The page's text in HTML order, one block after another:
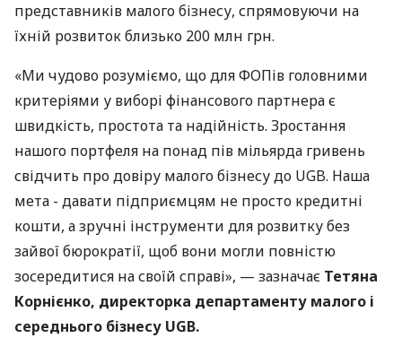
представників малого бізнесу, спрямовуючи на
їхній розвиток близько 200 млн грн.
«Ми чудово розуміємо, що для ФОПів головними
критеріями у виборі фінансового партнера є
швидкість, простота та надійність. Зростання
нашого портфеля на понад пів мільярда гривень
свідчить про довіру малого бізнесу до UGB. Наша
мета - давати підприємцям не просто кредитні
кошти, а зручні інструменти для розвитку без
зайвої бюрократії, щоб вони могли повністю
зосередитися на своїй справі», — зазначає Тетяна
Корнієнко, директорка департаменту малого і
середнього бізнесу UGB.